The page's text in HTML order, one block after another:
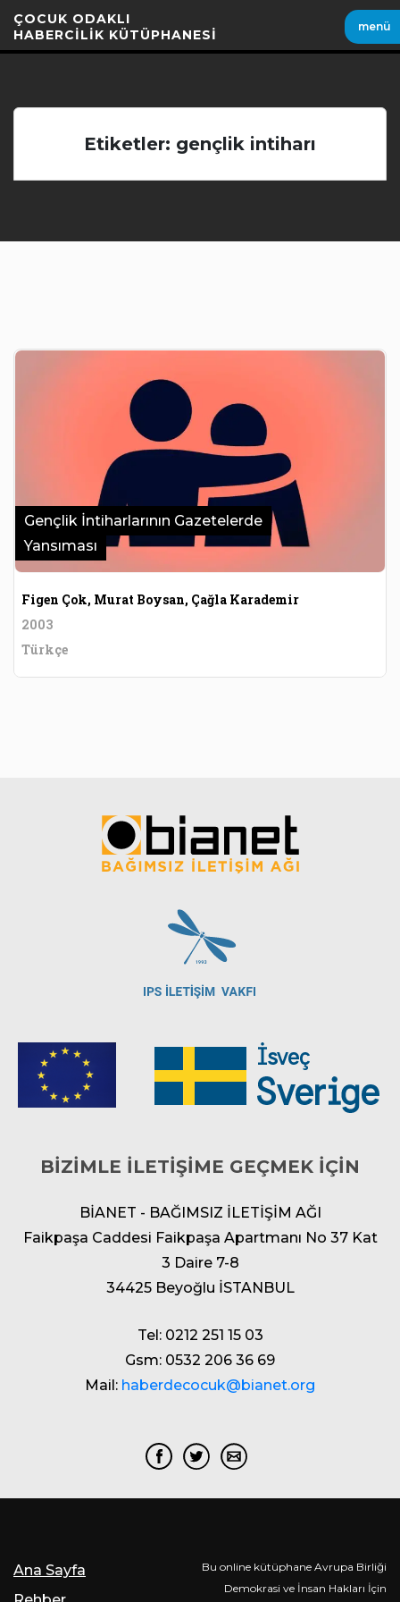
Geç
ÇOCUK ODAKLI
HABERCİLİK KÜTÜPHANESİ
menü
Etiketler: gençlik intiharı
Gençlik İntiharlarının Gazetelerde
Yansıması
Figen Çok, Murat Boysan, Çağla Karademir
2003
Türkçe
BİZİMLE İLETİŞİME GEÇMEK İÇİN
BİANET - BAĞIMSIZ İLETİŞİM AĞI
Faikpaşa Caddesi Faikpaşa Apartmanı No 37 Kat
3 Daire 7-8
34425 Beyoğlu İSTANBUL
Tel: 0212 251 15 03
Gsm: 0532 206 36 69
Mail: haberdecocuk@bianet.org
Ana Sayfa
Bu online kütüphane Avrupa Birliği
Demokrasi ve İnsan Hakları İçin